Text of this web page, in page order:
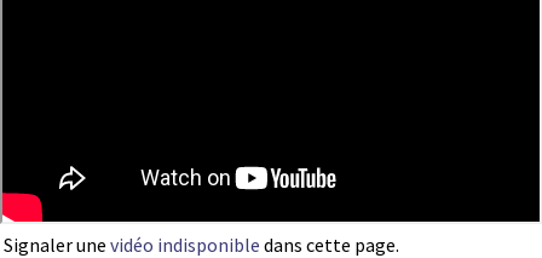
Signaler une vidéo indisponible dans cette page.